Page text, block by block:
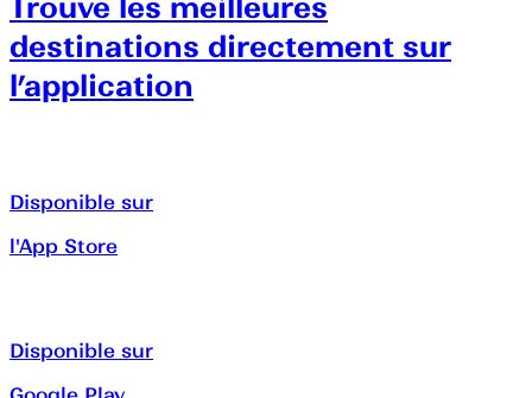
Trouve les meilleures
destinations directement sur
l’application
Disponible sur
l'App Store
Disponible sur